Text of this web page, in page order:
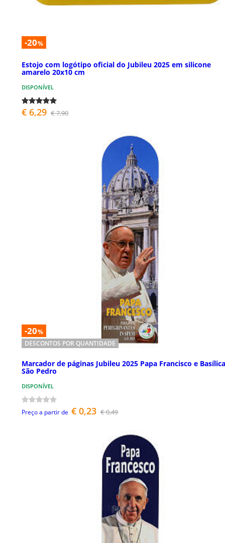
-20%
Estojo com logótipo oficial do Jubileu 2025 em silicone
amarelo 20x10 cm
DISPONÍVEL
€ 6,29 € 7,90
-20%
DESCONTOS POR QUANTIDADE
Marcador de páginas Jubileu 2025 Papa Francisco e
São Pedro
DISPONÍVEL
Preço a partir de € 0,23 € 0,49